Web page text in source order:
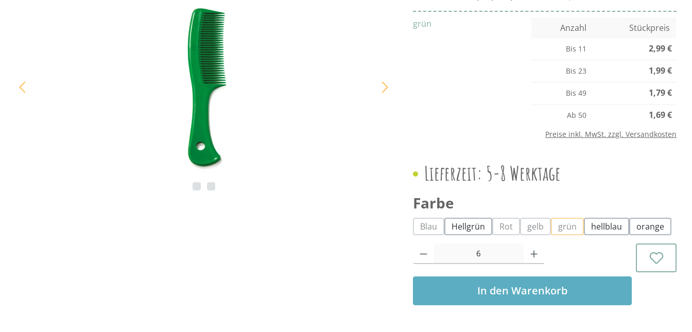
grün Anzahl Stückpreis
Bis 11 2,99 €
Bis23 1,99 €
Bis49 1,79 €
Ab 50 1,69 €
Preise inkl. MwSt. zzgl. Versandkosten
Lieferzeit: 5-8 Werktage
Farbe
Blau(Diese Option ist zurzeit nicht verfügbar.)
Hellgrün Rot(Diese Option ist zurzeit nicht verfügbar.)
gelb(Diese Option ist zurzeit nicht verfügbar.)
grün(Diese Option ist zurzeit nicht
hellblau orange
Produkt Anzahl: Gib den gewünschten Wert ein oder benutze die
In den Warenkorb